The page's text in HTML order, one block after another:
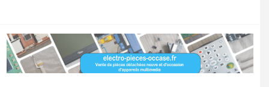
content